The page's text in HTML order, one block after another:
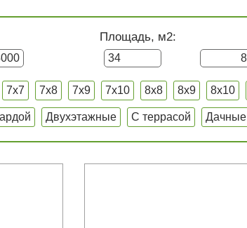
Площадь, м2:
7x7 7x8 7x9 7x10 8x8 8x9 8x10
Двухэтажные С террасой Дачные